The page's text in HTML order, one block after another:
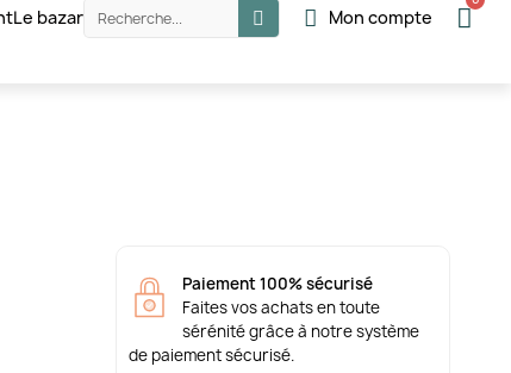
Le bazar Mon compte
Paiement 100% sécurisé
Faites vos achats en toute
sérénité grâce à notre système
de paiement sécurisé.